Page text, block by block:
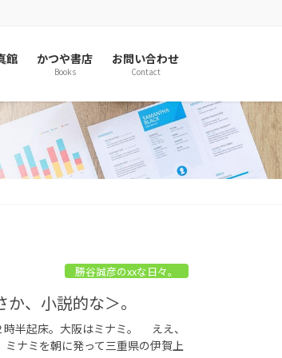
館 かつや書店
Books
お問い合わせ
Contact
勝谷誠彦のxxな日々。
、小説的な＞。
半起床。大阪はミナミ。 ええ、
ナミを朝に発って三重県の伊賀上